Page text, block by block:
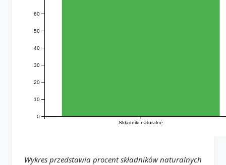
Składniki naturalne
0
10
20
30
40
50
60
Wykres przedstawia procent składników naturalnych